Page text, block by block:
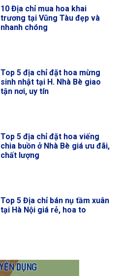
10 Địa chỉ mua hoa khai
trương tại Vũng Tàu đẹp và
nhanh chóng
Top 5 địa chỉ đặt hoa mừng
sinh nhật tại H. Nhà Bè giao
tận nơi, uy tín
Top 5 địa chỉ đặt hoa viếng
chia buồn ở Nhà Bè giá ưu đãi,
chất lượng
Top 5 Địa chỉ bán nụ tầm xuân
tại Hà Nội giá rẻ, hoa to